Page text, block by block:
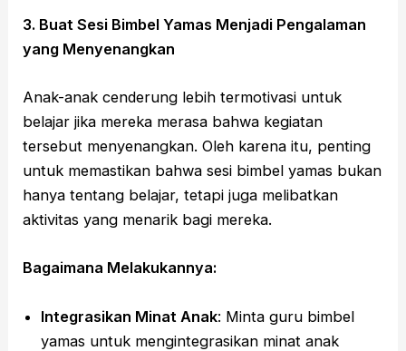
3. Buat Sesi Bimbel Yamas Menjadi Pengalaman
yang Menyenangkan
Anak-anak cenderung lebih termotivasi untuk
belajar jika mereka merasa bahwa kegiatan
tersebut menyenangkan. Oleh karena itu, penting
untuk memastikan bahwa sesi bimbel yamas bukan
hanya tentang belajar, tetapi juga melibatkan
aktivitas yang menarik bagi mereka.
Bagaimana Melakukannya:
Integrasikan Minat Anak: Minta guru bimbel
yamas untuk mengintegrasikan minat anak